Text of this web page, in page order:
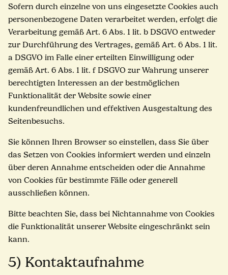
Sofern durch einzelne von uns eingesetzte Cookies auch
personenbezogene Daten verarbeitet werden, erfolgt die
Verarbeitung gemäß Art. 6 Abs. 1 lit. b DSGVO entweder
zur Durchführung des Vertrages, gemäß Art. 6 Abs. 1 lit.
a DSGVO im Falle einer erteilten Einwilligung oder
gemäß Art. 6 Abs. 1 lit. f DSGVO zur Wahrung unserer
berechtigten Interessen an der bestmöglichen
Funktionalität der Website sowie einer
kundenfreundlichen und effektiven Ausgestaltung des
Seitenbesuchs.
Sie können Ihren Browser so einstellen, dass Sie über
das Setzen von Cookies informiert werden und einzeln
über deren Annahme entscheiden oder die Annahme
von Cookies für bestimmte Fälle oder generell
ausschließen können.
Bitte beachten Sie, dass bei Nichtannahme von Cookies
die Funktionalität unserer Website eingeschränkt sein
kann.
5) Kontaktaufnahme